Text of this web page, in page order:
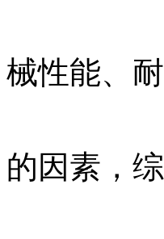
械性能、
的因素，